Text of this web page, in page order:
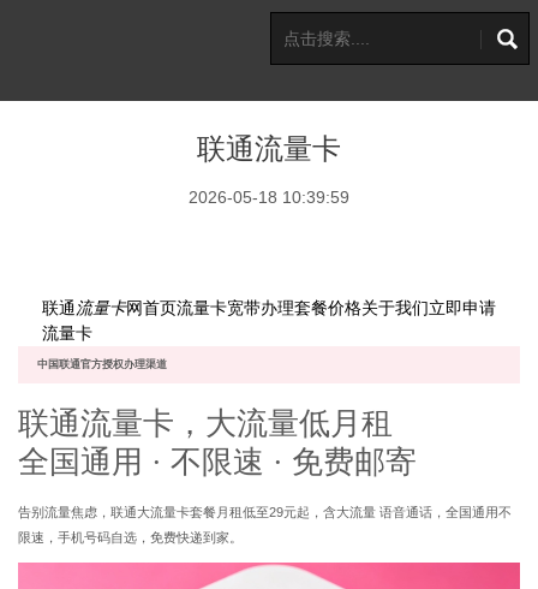
联通流量卡
2026-05-18 10:39:59
联通 流量卡网首页流量卡宽带办理套餐价格关于我们立即申请
流量卡
中国联通官方授权办理渠道
联通流量卡 ，大流量低月租
全国通用 · 不限速 · 免费邮寄
告别流量焦虑，联通大流量卡套餐月租低至29元起，含大流量 语音通话，全国通用不
限速，手机号码自选，免费快递到家。